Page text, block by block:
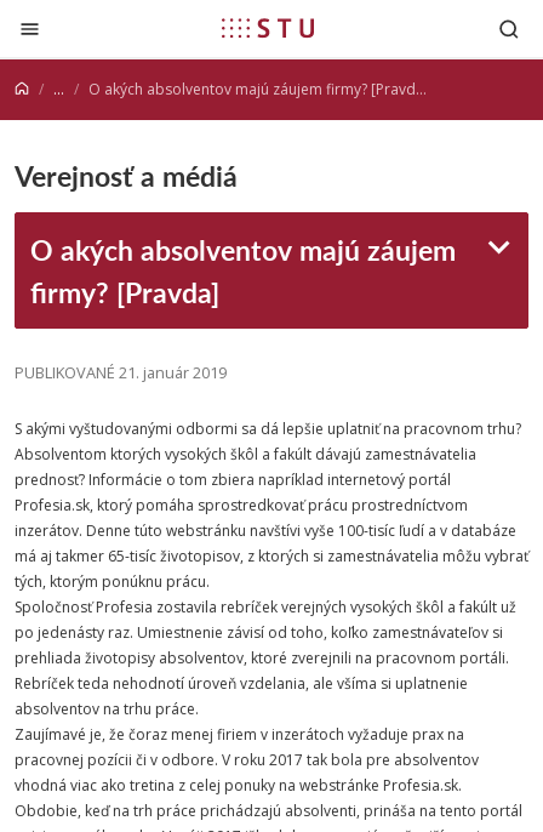
Prejsť na obsah
... O akých absolventov majú záujem firmy? [Pravda]
Verejnosť a médiá
O akých absolventov majú záujem
firmy? [Pravda]
PUBLIKOVANÉ 21. január 2019
S akými vyštudovanými odbormi sa dá lepšie uplatniť na pracovnom trhu?
Absolventom ktorých vysokých škôl a fakúlt dávajú zamestnávatelia
prednosť? Informácie o tom zbiera napríklad internetový portál
Profesia.sk, ktorý pomáha sprostredkovať prácu prostredníctvom
inzerátov. Denne túto webstránku navštívi vyše 100-tisíc ľudí a v databáze
má aj takmer 65-tisíc životopisov, z ktorých si zamestnávatelia môžu vybrať
tých, ktorým ponúknu prácu.
Spoločnosť Profesia zostavila rebríček verejných vysokých škôl a fakúlt už
po jedenásty raz. Umiestnenie závisí od toho, koľko zamestnávateľov si
prehliada životopisy absolventov, ktoré zverejnili na pracovnom portáli.
Rebríček teda nehodnotí úroveň vzdelania, ale všíma si uplatnenie
absolventov na trhu práce.
Zaujímavé je, že čoraz menej firiem v inzerátoch vyžaduje prax na
pracovnej pozícii či v odbore. V roku 2017 tak bola pre absolventov
vhodná viac ako tretina z celej ponuky na webstránke Profesia.sk.
Obdobie, keď na trh práce prichádzajú absolventi, prináša na tento portál